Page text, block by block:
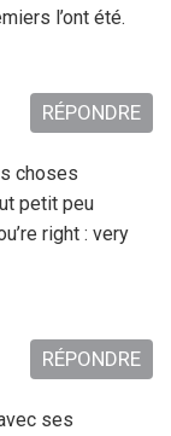
l’ont été.
choses
petit peu
right : very
RÉPONDRE
ses
RÉPONDRE